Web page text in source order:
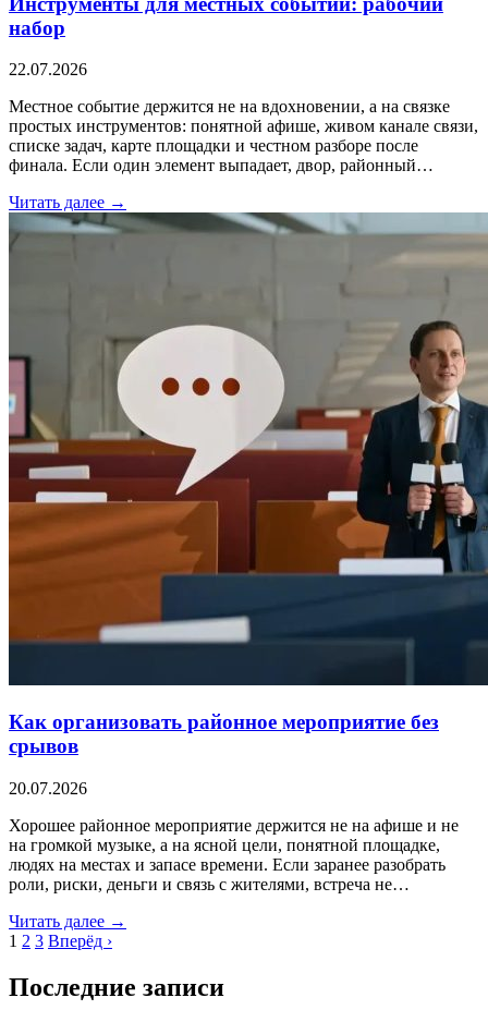
набор
22.07.2026
Местное событие держится не на вдохновении, а на связке
простых инструментов: понятной афише, живом канале связи,
списке задач, карте площадки и честном разборе после
финала. Если один элемент выпадает, двор, районный…
Читать далее →
Как организовать районное мероприятие без
срывов
20.07.2026
Хорошее районное мероприятие держится не на афише и не
на громкой музыке, а на ясной цели, понятной площадке,
людях на местах и запасе времени. Если заранее разобрать
роли, риски, деньги и связь с жителями, встреча не…
Читать далее →
1 2 3 Вперёд ›
Последние записи